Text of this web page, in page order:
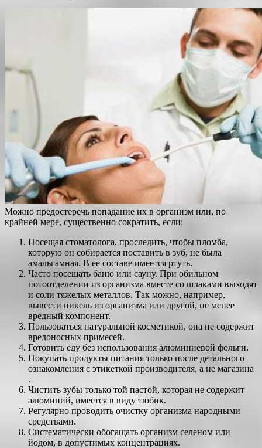
Можно предостеречь попадание их в организм или, по
крайней мере, существенно сократить, если:
Посещая стоматолога, проследить, чтобы пломба,
которую он собирается поставить в зуб, не была
амальгамная. В ее составе имеется ртуть.
Часто посещать баню или сауну. При обильном
потоотделении из организма вместе со шлаками выходят
и соли тяжелых металлов. Так можно, например,
вывести никель из организма или другой, не менее
вредный компонент.
Пользоваться натуральной косметикой, она не содержит
вредоносных примесей.
Готовить еду без использования алюминиевой фольги.
Покупать продукты питания только после детального
ознакомления с этикеткой производителя, а не магазина
.
Чистить зубы только той пастой, которая не содержит
алюминий, имеется в виду тюбик.
Регулярно проводить очистку организма народными
средствами.
Систематически обогащать организм селеном или
йодом, в допустимых концентрациях.